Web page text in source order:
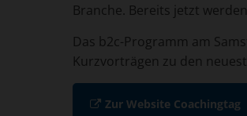
Branche. Bereits jetzt
Das b2c-Programm am
Kurzvorträgen zu den
Zur Website Coachingtag